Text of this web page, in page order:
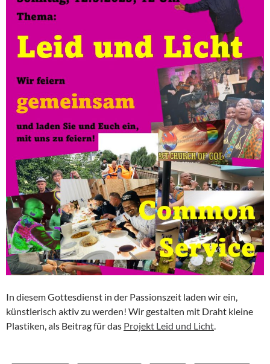
In diesem Gottesdienst in der Passionszeit laden wir ein,
künstlerisch aktiv zu werden! Wir gestalten mit Draht kleine
Plastiken, als Beitrag für das Projekt Leid und Licht.